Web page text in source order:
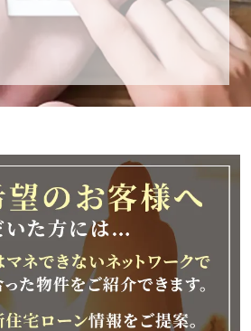
始休業とさせて頂きます。
)～2026年1月8日(木)
降、順次対応させて頂きま
しますが、何卒ご理解の程
します。